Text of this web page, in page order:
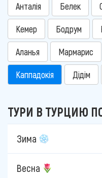
Анталія Белек
Кемер Бодрум
Аланья Мармарис
Каппадокія Дідім
ТУРИ В ТУРЦИЮ
Зима
Весна